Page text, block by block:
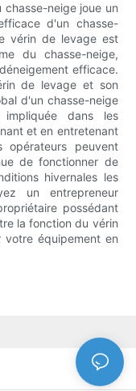
neige joue un
d'un chasse-
vérin de levage est
du chasse-neige,
efficace.
de levage et son
d'un chasse-neige
dans les
et en entretenant
peuvent
de fonctionner de
hivernales les
un entrepreneur
possédant
la fonction du vérin
votre équipement en